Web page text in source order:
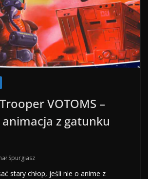
VOTOMS –
animacja z gatunku
Spurgiasz
stary chłop, jeśli nie o anime z